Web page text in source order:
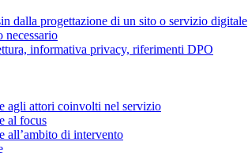
dalla progettazione di un sito o servizio digitale
necessario
informativa privacy, riferimenti DPO
agli attori coinvolti nel servizio
al focus
all’ambito di intervento